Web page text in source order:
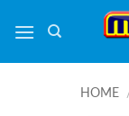
naar
HOME